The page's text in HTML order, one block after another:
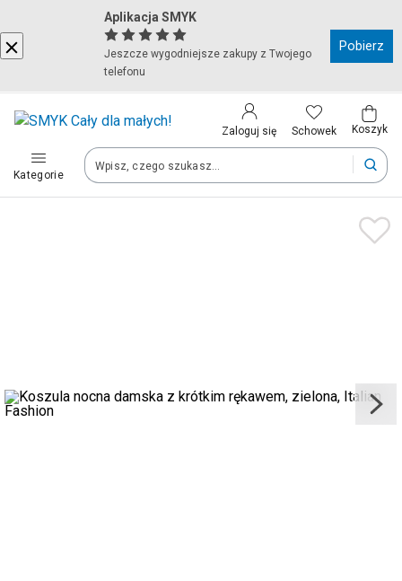
Aplikacja SMYK
Jeszcze wygodniejsze zakupy z Twojego
telefonu
Pobierz
Zaloguj się Schowek Koszyk
Kategorie
Kraj i język
Polska (Poland)
Twoje zamówienia dostarczymy na teren wybranego kraju.
Zapisz